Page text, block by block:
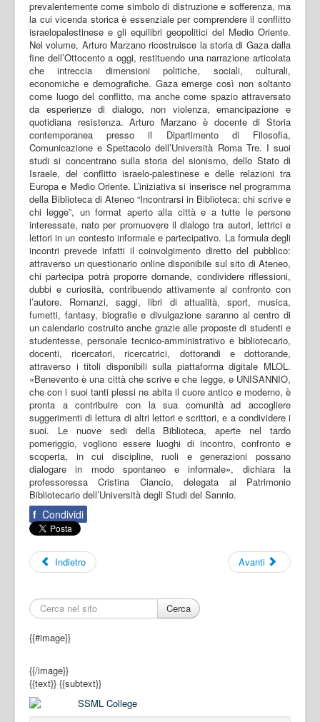
prevalentemente come simbolo di distruzione e sofferenza, ma
la cui vicenda storica è essenziale per comprendere il conflitto
israelopalestinese e gli equilibri geopolitici del Medio Oriente.
Nel volume, Arturo Marzano ricostruisce la storia di Gaza dalla
fine dell’Ottocento a oggi, restituendo una narrazione articolata
che intreccia dimensioni politiche, sociali, culturali,
economiche e demografiche. Gaza emerge così non soltanto
come luogo del conflitto, ma anche come spazio attraversato
da esperienze di dialogo, non violenza, emancipazione e
quotidiana resistenza. Arturo Marzano è docente di Storia
contemporanea presso il Dipartimento di Filosofia,
Comunicazione e Spettacolo dell’Università Roma Tre. I suoi
studi si concentrano sulla storia del sionismo, dello Stato di
Israele, del conflitto israelo-palestinese e delle relazioni tra
Europa e Medio Oriente. L’iniziativa si inserisce nel programma
della Biblioteca di Ateneo “Incontrarsi in Biblioteca: chi scrive e
chi legge”, un format aperto alla città e a tutte le persone
interessate, nato per promuovere il dialogo tra autori, lettrici e
lettori in un contesto informale e partecipativo. La formula degli
incontri prevede infatti il coinvolgimento diretto del pubblico:
attraverso un questionario online disponibile sul sito di Ateneo,
chi partecipa potrà proporre domande, condividere riflessioni,
dubbi e curiosità, contribuendo attivamente al confronto con
l’autore. Romanzi, saggi, libri di attualità, sport, musica,
fumetti, fantasy, biografie e divulgazione saranno al centro di
un calendario costruito anche grazie alle proposte di studenti e
studentesse, personale tecnico-amministrativo e bibliotecario,
docenti, ricercatori, ricercatrici, dottorandi e dottorande,
attraverso i titoli disponibili sulla piattaforma digitale MLOL.
«Benevento è una città che scrive e che legge, e UNISANNIO,
che con i suoi tanti plessi ne abita il cuore antico e moderno, è
pronta a contribuire con la sua comunità ad accogliere
suggerimenti di lettura di altri lettori e scrittori, e a condividere i
suoi. Le nuove sedi della Biblioteca, aperte nel tardo
pomeriggio, vogliono essere luoghi di incontro, confronto e
scoperta, in cui discipline, ruoli e generazioni possano
dialogare in modo spontaneo e informale», dichiara la
professoressa Cristina Ciancio, delegata al Patrimonio
Bibliotecario dell’Università degli Studi del Sannio.
f Condividi
Indietro Avanti
Cerca
{{#image}}
{{/image}}
{{text}} {{subtext}}